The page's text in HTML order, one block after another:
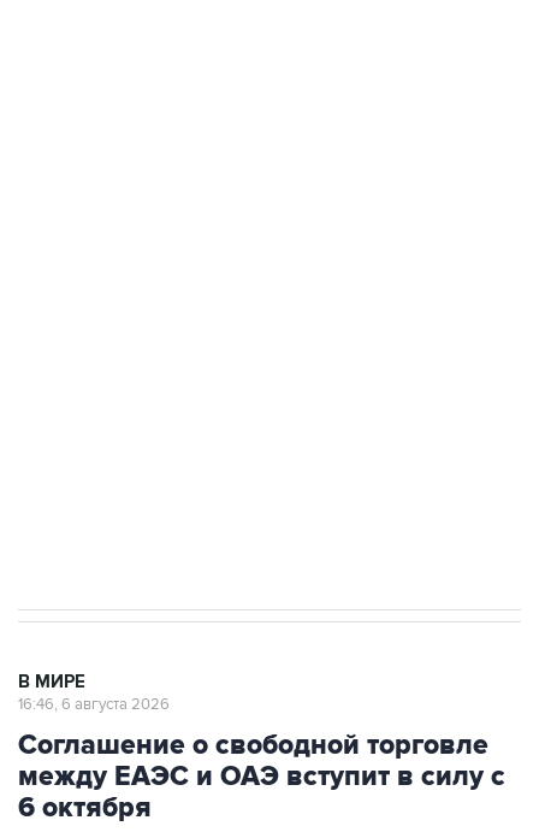
В МИРЕ
16:46, 6 августа 2026
Соглашение о свободной торговле
между ЕАЭС и ОАЭ вступит в силу с
6 октября